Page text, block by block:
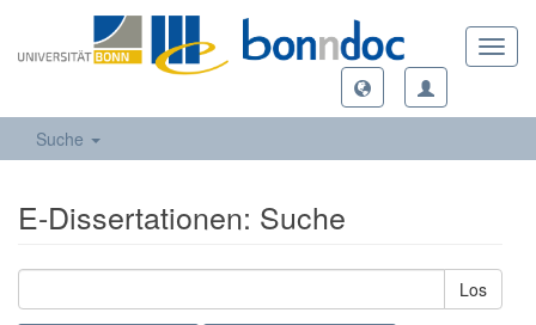
Suche
E-Dissertationen: Suche
Los